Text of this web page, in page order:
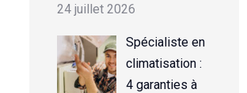
24 juillet 2026
Spécialiste en
climatisation :
4 garanties à